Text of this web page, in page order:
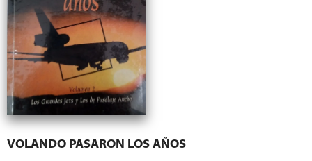
VOLANDO PASARON LOS AÑOS